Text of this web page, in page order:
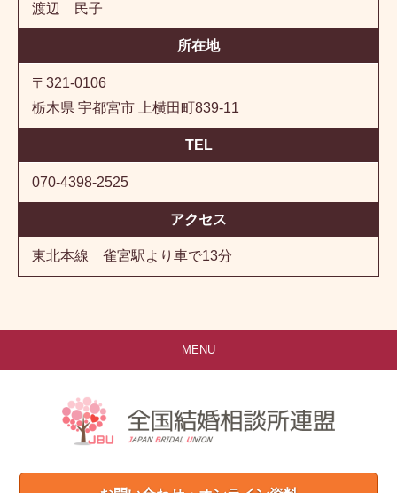
渡辺 民子
所在地
〒321-0106
栃木県 宇都宮市 上横田町839-11
TEL
070-4398-2525
アクセス
東北本線 雀宮駅より車で13分
MENU